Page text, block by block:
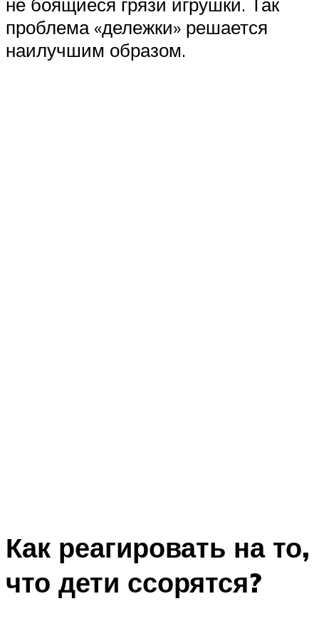
не боящиеся грязи игрушки. Так
проблема «дележки» решается
наилучшим образом.
Как реагировать на то,
что дети ссорятся?